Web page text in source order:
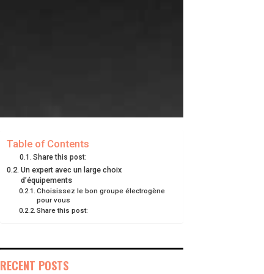
Table of Contents
Share this post:
Un expert avec un large choix
d’équipements
Choisissez le bon groupe électrogène
pour vous
Share this post:
RECENT POSTS